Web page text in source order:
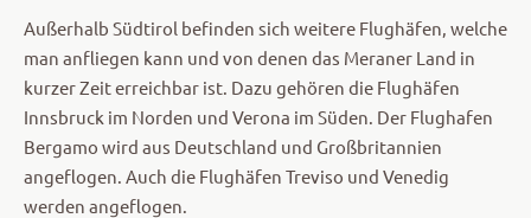
Außerhalb Südtirol befinden sich weitere Flughäfen, welche
man anfliegen kann und von denen das Meraner Land in
kurzer Zeit erreichbar ist. Dazu gehören die Flughäfen
Innsbruck im Norden und Verona im Süden. Der Flughafen
Bergamo wird aus Deutschland und Großbritannien
angeflogen. Auch die Flughäfen Treviso und Venedig
werden angeflogen.